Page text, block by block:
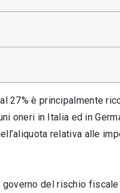
27% è principalmente
oneri in Italia ed in
relativa alle
del rischio fiscale